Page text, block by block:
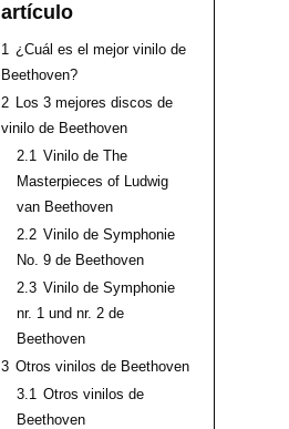
artículo
1 ¿Cuál es el mejor vinilo de
Beethoven?
2 Los 3 mejores discos de
vinilo de Beethoven
2.1 Vinilo de The
Masterpieces of Ludwig
van Beethoven
2.2 Vinilo de Symphonie
No. 9 de Beethoven
2.3 Vinilo de Symphonie
nr. 1 und nr. 2 de
Beethoven
3 Otros vinilos de Beethoven
3.1 Otros vinilos de
Beethoven